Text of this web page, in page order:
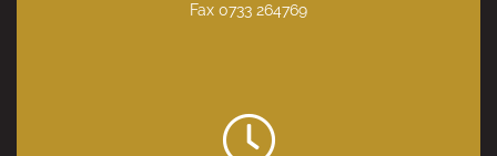
Fax 0733 264769